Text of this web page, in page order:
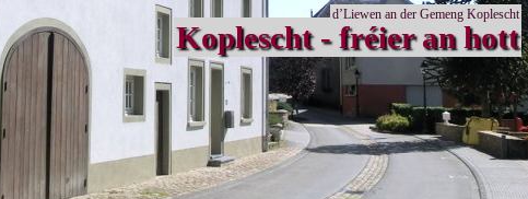
Koplescht - fréier an hott
d’Liewen an der Gemeng Koplescht